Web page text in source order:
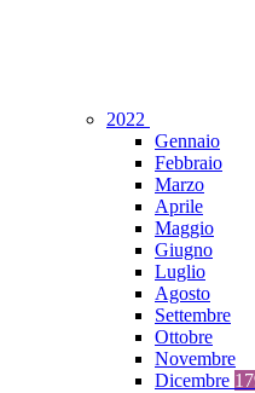
2022
Gennaio
Febbraio
Marzo
Aprile
Maggio
Giugno
Luglio
Agosto
Settembre
Ottobre
Novembre
Dicembre